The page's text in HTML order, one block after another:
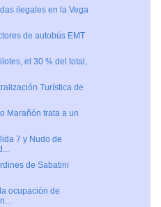
ilegales en la Vega
de autobús EMT
el 30 % del total,
Turística de
Marañón trata a un
7 y Nudo de
de Sabatini
ocupación de